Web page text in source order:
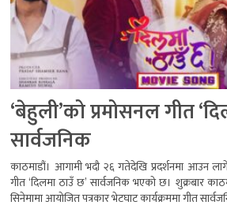
‘बेहुली’को प्रमोसनल गीत
सार्वजनिक
काठमाडौं। आगामी भदौ २६ गतेदेखि प्रदर्शनमा आउन
गीत ‘दिलमा ठाउँ छ’ सार्वजनिक भएको छ। शुक्रबार
सिनेमामा आयोजित पत्रकार भेटघाट कार्यक्रममा गीत